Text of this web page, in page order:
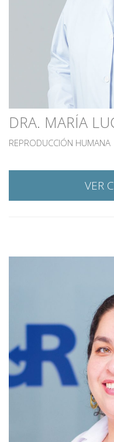
DRA. MARÍA
REPRODUCCIÓN HUMANA
VER